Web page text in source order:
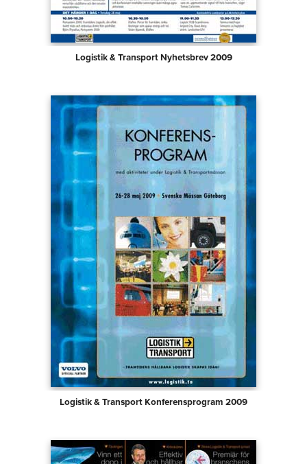
Logistik & Transport Nyhetsbrev 2009
Logistik & Transport Konferensprogram 2009